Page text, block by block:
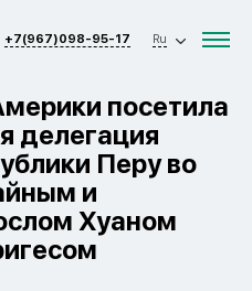
+7(967)098-95-17 Ru
посетила
делегация
Перу во
и
Хуаном